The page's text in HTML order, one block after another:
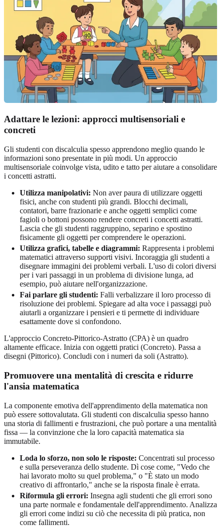
Adattare le lezioni: approcci multisensoriali e
concreti
Gli studenti con discalculia spesso apprendono meglio quando le
informazioni sono presentate in più modi. Un approccio
multisensoriale coinvolge vista, udito e tatto per aiutare a consolidare
i concetti astratti.
Utilizza manipolativi: Non aver paura di utilizzare oggetti
fisici, anche con studenti più grandi. Blocchi decimali,
contatori, barre frazionarie e anche oggetti semplici come
fagioli o bottoni possono rendere concreti i concetti astratti.
Lascia che gli studenti raggruppino, separino e spostino
fisicamente gli oggetti per comprendere le operazioni.
Utilizza grafici, tabelle e diagrammi: Rappresenta i problemi
matematici attraverso supporti visivi. Incoraggia gli studenti a
disegnare immagini dei problemi verbali. L'uso di colori diversi
per i vari passaggi in un problema di divisione lunga, ad
esempio, può aiutare nell'organizzazione.
Fai parlare gli studenti: Falli verbalizzare il loro processo di
risoluzione dei problemi. Spiegare ad alta voce i passaggi può
aiutarli a organizzare i pensieri e ti permette di individuare
esattamente dove si confondono.
L'approccio Concreto-Pittorico-Astratto (CPA) è un quadro
altamente efficace. Inizia con oggetti pratici (Concreto). Passa a
disegni (Pittorico). Concludi con i numeri da soli (Astratto).
Promuovere una mentalità di crescita e ridurre
l'ansia matematica
La componente emotiva dell'apprendimento della matematica non
può essere sottovalutata. Gli studenti con discalculia spesso hanno
una storia di fallimenti e frustrazioni, che può portare a una mentalità
fissa — la convinzione che la loro capacità matematica sia
immutabile.
Loda lo sforzo, non solo le risposte: Concentrati sul processo
e sulla perseveranza dello studente. Dì cose come, "Vedo che
hai lavorato molto su quel problema," o "È stato un modo
creativo di affrontarlo," anche se la risposta finale è errata.
Riformula gli errori: Insegna agli studenti che gli errori sono
una parte normale e fondamentale dell'apprendimento. Analizza
gli errori come indizi su ciò che necessita di più pratica, non
come fallimenti.